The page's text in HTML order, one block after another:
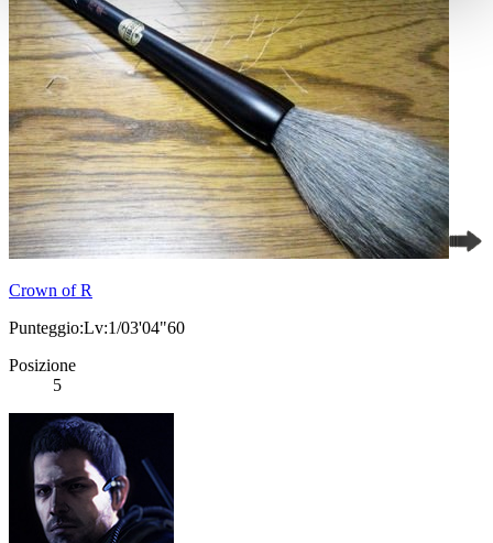
Crown of R
Punteggio:Lv:1/03'04"60
Posizione
5